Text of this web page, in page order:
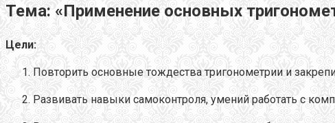
Тема: «Применение основных
Цели:
Повторить основные тождества тригонометрии и
Развивать навыки самоконтроля, умений работать с